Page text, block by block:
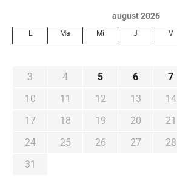
august 2026
L Ma Mi J V
3
4 5 6 7
10
11 12 13 14
17
18 19 20 21
24
25 26 27 28
31